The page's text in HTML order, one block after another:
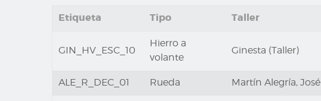
Etiqueta Tipo Taller
GIN_HV_ESC_10
Hierro a
volante
Ginesta (Taller)
ALE_R_DEC_01 Rueda Martín Alegría, José